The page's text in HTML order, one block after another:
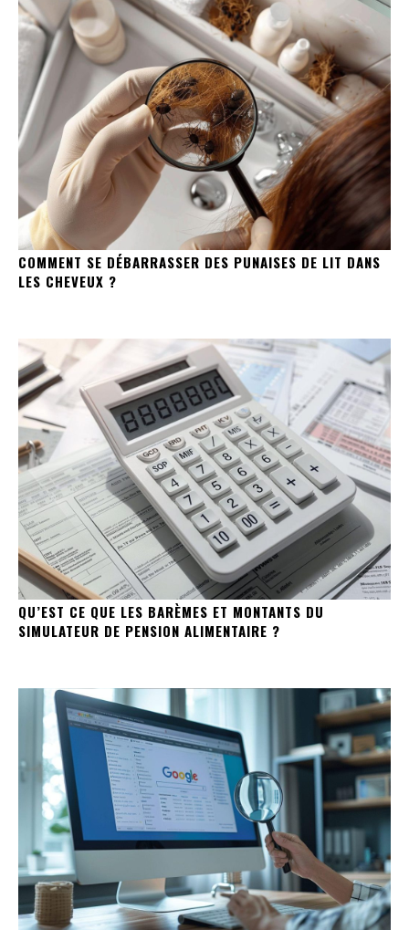
COMMENT SE DÉBARRASSER DES PUNAISES DE LIT DANS
LES CHEVEUX ?
QU’EST CE QUE LES BARÈMES ET MONTANTS DU
SIMULATEUR DE PENSION ALIMENTAIRE ?